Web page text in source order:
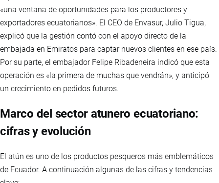
«una ventana de oportunidades para los productores y
exportadores ecuatorianos». El CEO de Envasur, Julio Tigua,
explicó que la gestión contó con el apoyo directo de la
embajada en Emiratos para captar nuevos clientes en ese país.
Por su parte, el embajador Felipe Ribadeneira indicó que esta
operación es «la primera de muchas que vendrán», y anticipó
un crecimiento en pedidos futuros.
Marco del sector atunero ecuatoriano:
cifras y evolución
El atún es uno de los productos pesqueros más emblemáticos
de Ecuador. A continuación algunas de las cifras y tendencias